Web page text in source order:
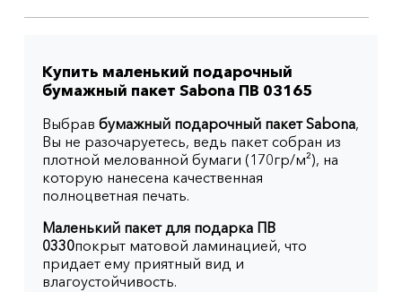
Купить маленький подарочный
бумажный пакет Sabona ПВ 03165
Выбрав бумажный подарочный пакет Sabona,
Вы не разочаруетесь, ведь пакет собран из
плотной мелованной бумаги (170гр/м²), на
которую нанесена качественная
полноцветная печать.
Маленький пакет для подарка ПВ
0330покрыт матовой ламинацией, что
придает ему приятный вид и
влагоустойчивость.